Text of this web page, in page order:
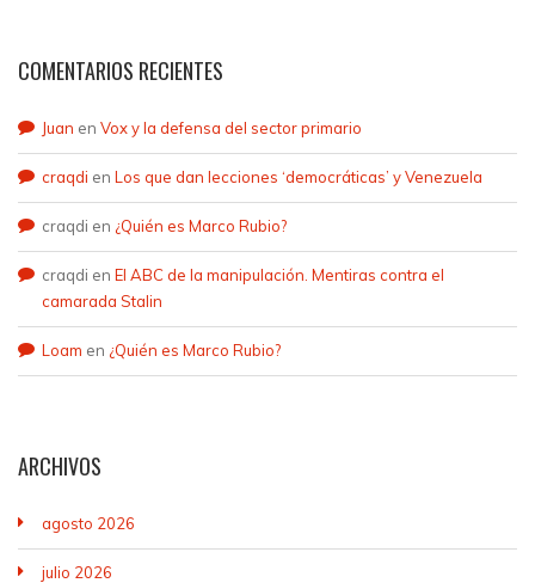
COMENTARIOS RECIENTES
Juan en Vox y la defensa del sector primario
craqdi en Los que dan lecciones ‘democráticas’ y Venezuela
craqdi en ¿Quién es Marco Rubio?
craqdi en El ABC de la manipulación. Mentiras contra el
camarada Stalin
Loam en ¿Quién es Marco Rubio?
ARCHIVOS
agosto 2026
julio 2026